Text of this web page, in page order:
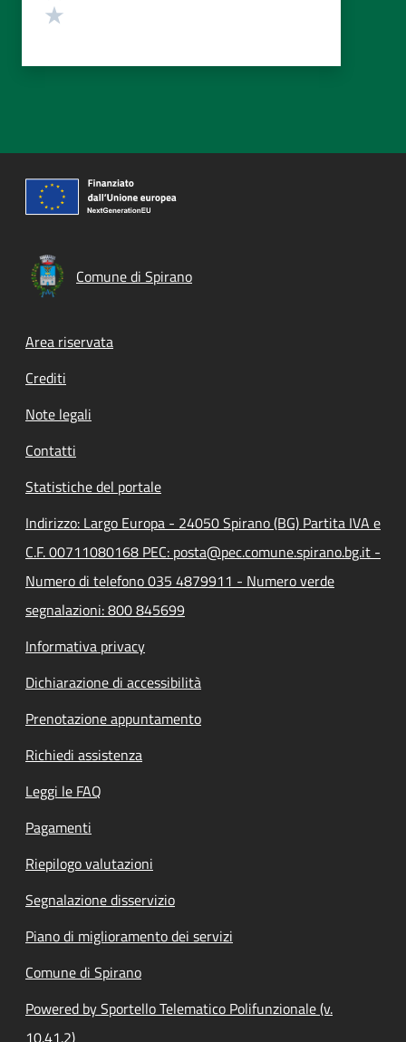
Comune di Spirano
Footer menu
Area riservata
Crediti
Note legali
Contatti
Statistiche del portale
Indirizzo: Largo Europa - 24050 Spirano (BG) Partita IVA e
C.F. 00711080168 PEC: posta@pec.comune.spirano.bg.it -
Numero di telefono 035 4879911 - Numero verde
segnalazioni: 800 845699
Informativa privacy
Dichiarazione di accessibilità
Prenotazione appuntamento
Richiedi assistenza
Leggi le FAQ
Pagamenti
Riepilogo valutazioni
Segnalazione disservizio
Piano di miglioramento dei servizi
Comune di Spirano
Powered by Sportello Telematico Polifunzionale (v.
10.41.2)